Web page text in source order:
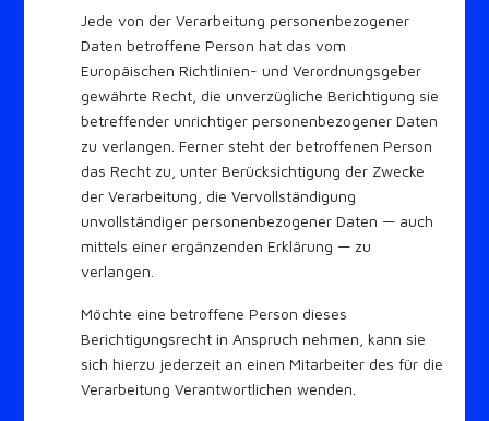
Jede von der Verarbeitung personenbezogener
Daten betroffene Person hat das vom
Europäischen Richtlinien- und Verordnungsgeber
gewährte Recht, die unverzügliche Berichtigung sie
betreffender unrichtiger personenbezogener Daten
zu verlangen. Ferner steht der betroffenen Person
das Recht zu, unter Berücksichtigung der Zwecke
der Verarbeitung, die Vervollständigung
unvollständiger personenbezogener Daten — auch
mittels einer ergänzenden Erklärung — zu
verlangen.
Möchte eine betroffene Person dieses
Berichtigungsrecht in Anspruch nehmen, kann sie
sich hierzu jederzeit an einen Mitarbeiter des für die
Verarbeitung Verantwortlichen wenden.